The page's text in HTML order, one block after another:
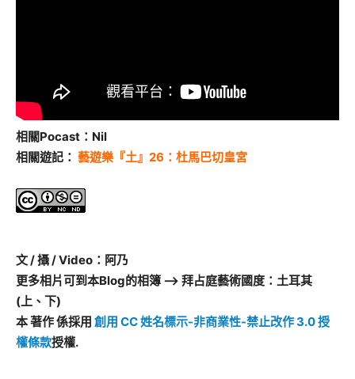
相關Pocast：Nil
相關遊記： 藝遊樂『土』26：杜馬巴切皇宮
文 / 攝 / Video：阿乃
更多相片可到本Blog的相簿 –> 拜占庭藝術國度：土耳其
(上、下)
本 著作 係採用 創用 CC 姓名標示-非商業性-禁止改作 3.0 授
權條款授權.